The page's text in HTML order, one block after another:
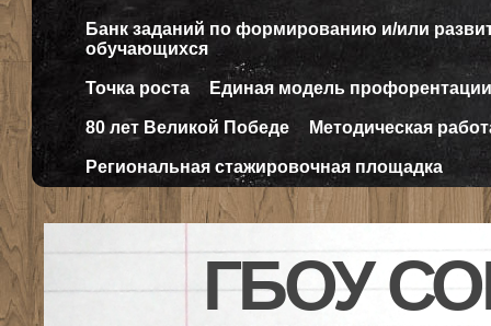
Банк заданий по формированию и/или
обучающихся
Точка роста Единая модель профорентации
80 лет Великой Победе Методическая
Региональная стажировочная площадка
ГБОУ